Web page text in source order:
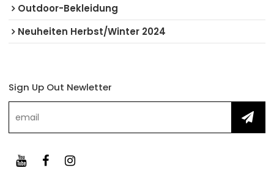
Outdoor-Bekleidung
Neuheiten Herbst/Winter 2024
Sign Up Out Newletter